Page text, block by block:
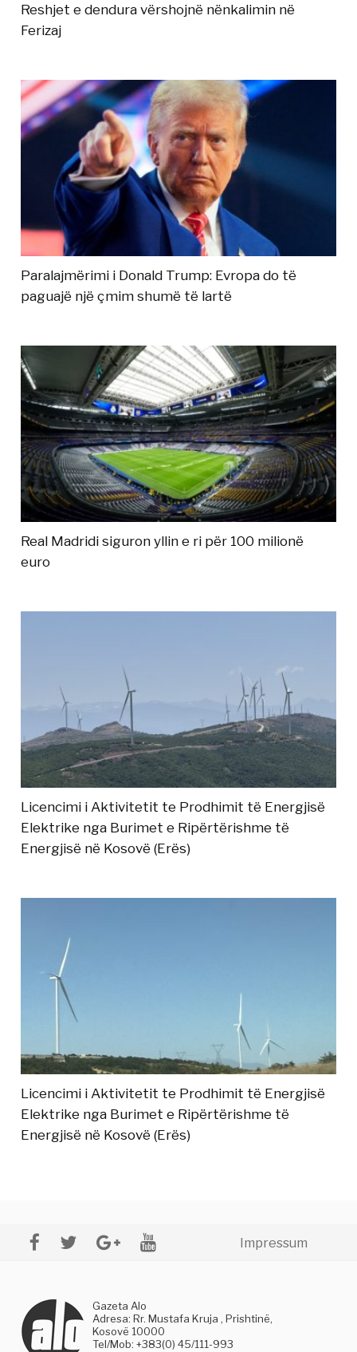
Reshjet e dendura vërshojnë nënkalimin në
Ferizaj
Paralajmërimi i Donald Trump: Evropa do të
paguajë një çmim shumë të lartë
Real Madridi siguron yllin e ri për 100 milionë
euro
Licencimi i Aktivitetit te Prodhimit të Energjisë
Elektrike nga Burimet e Ripërtërishme të
Energjisë në Kosovë (Erës)
Licencimi i Aktivitetit te Prodhimit të Energjisë
Elektrike nga Burimet e Ripërtërishme të
Energjisë në Kosovë (Erës)
Impressum
Gazeta Alo
Adresa: Rr. Mustafa Kruja , Prishtinë,
Kosovë 10000
Tel/Mob: +383(0) 45/111-993